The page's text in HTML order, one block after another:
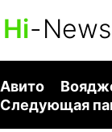
Hi-
Авито
Следующая